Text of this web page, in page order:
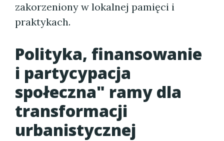
zakorzeniony w lokalnej pamięci i
praktykach.
Polityka, finansowanie
i partycypacja
społeczna" ramy dla
transformacji
urbanistycznej